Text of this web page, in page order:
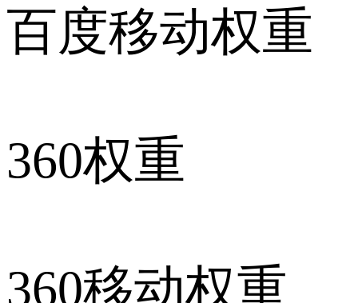
百度移动权重
360权重
360移动权重